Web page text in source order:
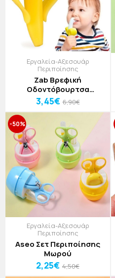
Εργαλεία-Αξεσουάρ
Περιποίησης
Zab Βρεφική
Οδοντόβουρτσα
Μπανάνα Κίτρινη 10x6cm
3,45€ 6,90€
-50%
Εργαλεία-Αξεσουάρ
Περιποίησης
Aseo Σετ Περιποίησης
Μωρού
2,25€ 4,50€